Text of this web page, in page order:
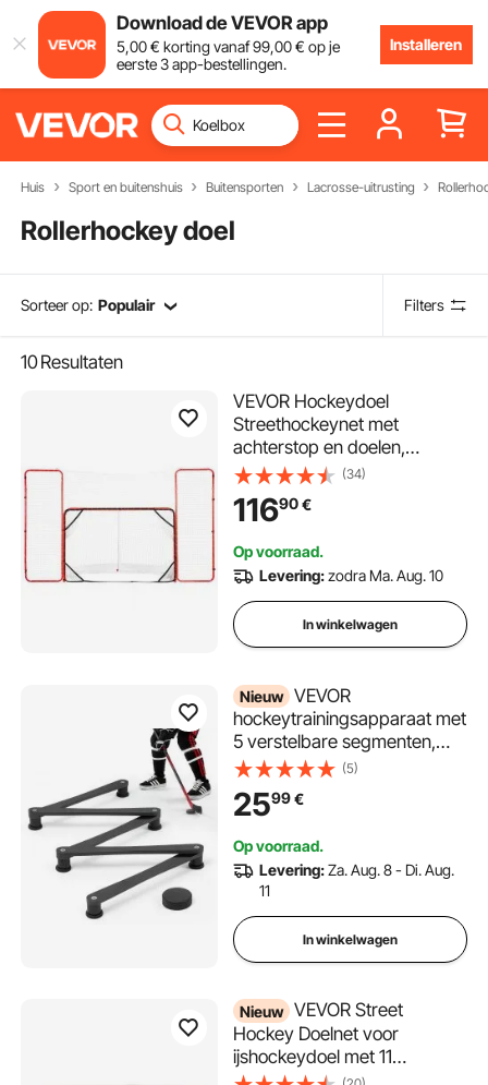
Download de VEVOR app
5,00€ korting vanaf99,00€ op je
eerste 3 app-bestellingen.
Installeren
Huis Sport en buitenshuis Buitensporten Lacrosse-uitrusting
Rollerhockey doel
Sorteer op: Populair Filters
10Resultaten
VEVOR Hockeydoel
Streethockeynet met
achterstop en doelen,
Streethockeydoel Hockeynet,
310 x 183 cm Pro Hockey
Trainingsdoelenset,
Hockeydoel met net,
Wit/Rood, Training
(34)
11690€
Op voorraad.
Levering:zodra Ma. Aug. 10
In winkelwagen
Nieuw VEVOR
hockeytrainingsapparaat met
5 verstelbare segmenten,
draagbare sticktrainer voor
stickhandling op ijs en droge
ondergrond om
reactievermogen en
coördinatie te verbeteren.
(5)
2599€
Op voorraad.
Levering:Za. Aug. 8 - Di. Aug.
11
In winkelwagen
Nieuw VEVOR Street
Hockey Doelnet voor
ijshockeydoel met 11
openingen, scheurvast net